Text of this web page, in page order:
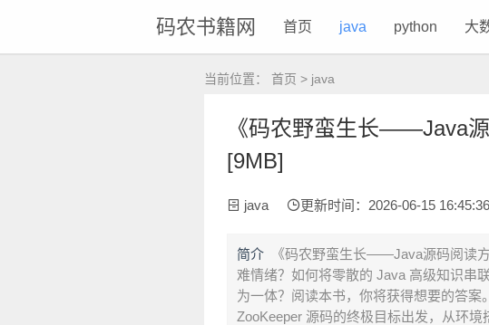
码农书籍网 首页 java python 大
当前位置： 首页 > java
《码农野蛮生长――Java
[9MB]
java 更新时间：2026-06-15 16:45:36
简介
《码农野蛮生长――Java源码阅读
难情绪？如何将零散的 Java 高级知识串
为一体？阅读本书，你将获得想要的答
ZooKeeper 源码的终极目标出发，从环境